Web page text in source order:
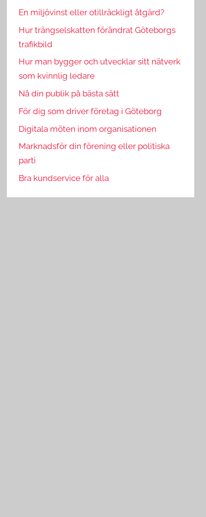
En miljövinst eller otillräckligt åtgärd?
Hur trängselskatten förändrat Göteborgs
trafikbild
Hur man bygger och utvecklar sitt nätverk
som kvinnlig ledare
Nå din publik på bästa sätt
För dig som driver företag i Göteborg
Digitala möten inom organisationen
Marknadsför din förening eller politiska
parti
Bra kundservice för alla